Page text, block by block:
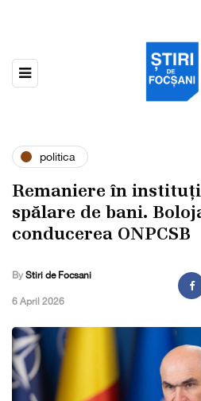
politica
Remaniere în
spălare de bani.
conducerea ONPCSB
By Stiri de Focsani
,6 April 2026